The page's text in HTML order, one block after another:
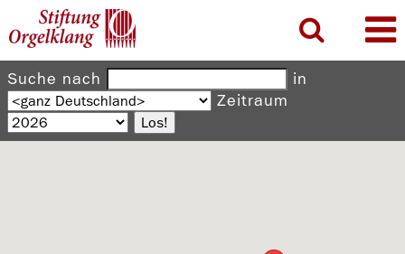
Suche nach
in
Zeitraum